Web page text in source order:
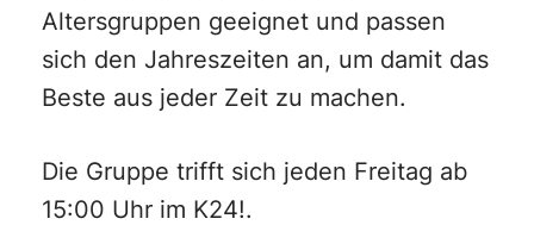
Altersgruppen geeignet und passen
sich den Jahreszeiten an, um damit das
Beste aus jeder Zeit zu machen.
Die Gruppe trifft sich jeden Freitag ab
15:00 Uhr im K24!.